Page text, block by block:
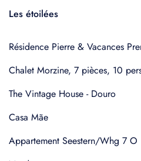
Les étoilées
Résidence Pierre & Vacances
Chalet Morzine, 7 pièces, 10
The Vintage House - Douro
Casa Mãe
Appartement Seestern/Whg 7 O